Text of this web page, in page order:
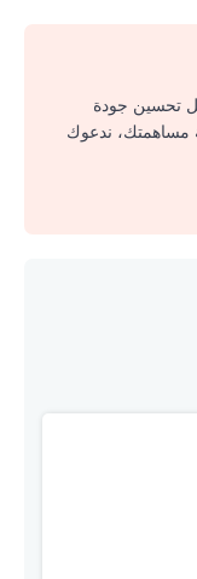
تحسين جودة
مساهمتك، ندعوك